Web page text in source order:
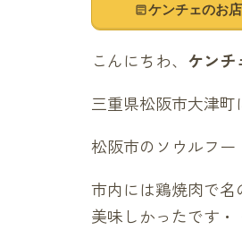
ケンチェのお
こんにちわ、 ケンチ
三重県松阪市大津町
松阪市のソウルフー
市内には鶏焼肉で
美味しかったです・